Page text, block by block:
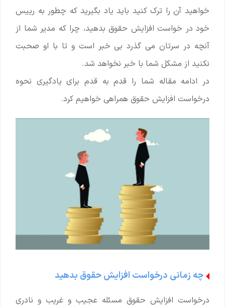
خواهید آن را ترک کنید باید یاد بگیرید که چطور به رییس
خود در خواست افزایش حقوق بدهید، چرا که مدیر شما از
آنچه در سرتان می گذرد بی خبر است و تا با او صحبت
نکنید از مشکل شما با خبر نخواهد شد.
در ادامه مقاله شما را قدم به قدم برای یادگیری نحوه
درخواست افزایش حقوق همراهی خواهیم کرد.
چه زمانی درخواست افزایش حقوق بدهید
درخواست افزایش حقوق مسئله عجیب و غریب و نادری